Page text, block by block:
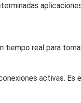
real para
activas. Es